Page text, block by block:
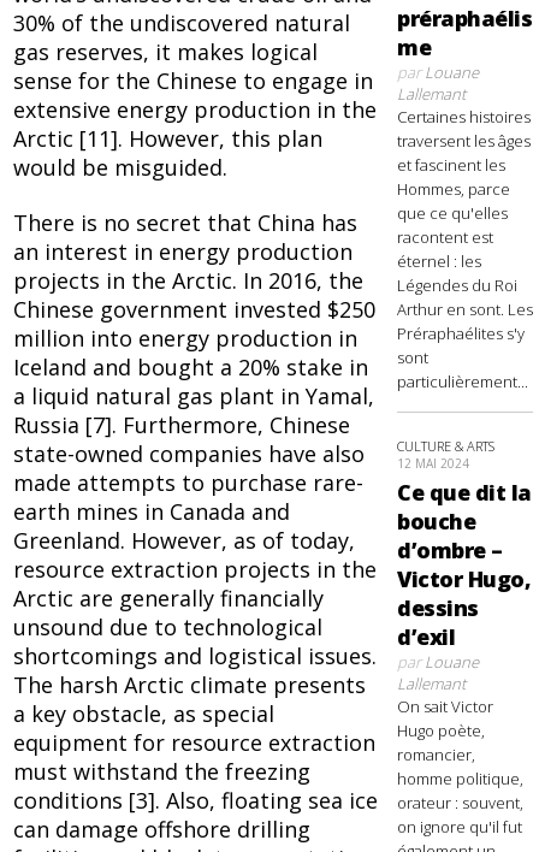
30% of the undiscovered natural
gas reserves, it makes logical
sense for the Chinese to engage in
extensive energy production in the
Arctic [11]. However, this plan
would be misguided.
There is no secret that China has
an interest in energy production
projects in the Arctic. In 2016, the
Chinese government invested $250
million into energy production in
Iceland and bought a 20% stake in
a liquid natural gas plant in Yamal,
Russia [7]. Furthermore, Chinese
state-owned companies have also
made attempts to purchase rare-
earth mines in Canada and
Greenland. However, as of today,
resource extraction projects in the
Arctic are generally financially
unsound due to technological
shortcomings and logistical issues.
The harsh Arctic climate presents
a key obstacle, as special
equipment for resource extraction
must withstand the freezing
conditions [3]. Also, floating sea ice
can damage offshore drilling
préraphaélis
me
parLouane
Lallemant
Certaines histoires
traversent les âges
et fascinent les
Hommes, parce
que ce qu'elles
racontent est
éternel : les
Légendes du Roi
Arthur en sont. Les
Préraphaélites s'y
sont
particulièrement...
CULTURE & ARTS
12 MAI 2024
Ce que dit la
bouche
d’ombre –
Victor Hugo,
dessins
d’exil
parLouane
Lallemant
On sait Victor
Hugo poète,
romancier,
homme politique,
orateur : souvent,
on ignore qu'il fut